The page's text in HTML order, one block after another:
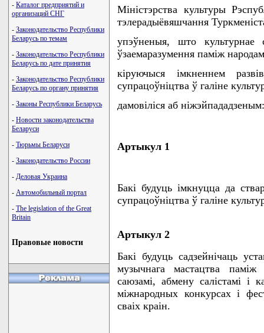
- Каталог предприятий и
организаций СНГ
- Законодательство Республики
Беларусь по темам
- Законодательство Республики
Беларусь по дате принятия
- Законодательство Республики
Беларусь по органу принятия
- Законы Республики Беларусь
- Новости законодательства
Беларуси
- Тюрьмы Беларуси
- Законодательство России
- Деловая Украина
- Автомобильный портал
- The legislation of the Great
Britain
Правовые новости
Мiнiстэрства культуры
тэлерадыёвяшчання
упэўненыя, што культурнае
ўзаемаразумення памiж
кiруючыся iмкненнем
супрацоўнiцтва ў галiне
дамовiлiся аб нiжэйпададзеным:
Артыкул 1
Бакi будуць iмкнуцца да
супрацоўнiцтва ў галiне
Артыкул 2
Бакi будуць садзейнiчаць
музычнага мастацтва
саюзамi, абмену салiстамi i
мiжнародных конкурсах i
сваiх краiн.